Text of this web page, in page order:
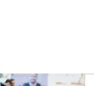
aby zobaczyć